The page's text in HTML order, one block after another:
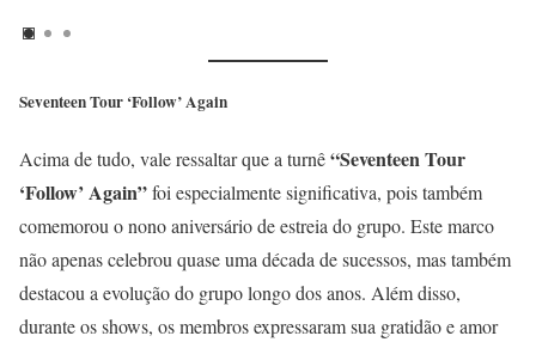
Seventeen Tour ‘Follow’ Again
Acima de tudo, vale ressaltar que a turnê“Seventeen Tour
‘Follow’ Again”foi especialmente significativa, pois também
comemorou o nono aniversário de estreia do grupo. Este marco
não apenas celebrou quase uma década de sucessos, mas também
destacou a evolução do grupo longo dos anos. Além disso,
durante os shows, os membros expressaram sua gratidão e amor